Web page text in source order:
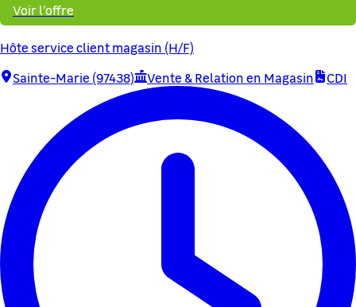
Voir l'offre
Hôte service client magasin (H/F)
Sainte-Marie (97438)
Vente & Relation en Magasin CDI